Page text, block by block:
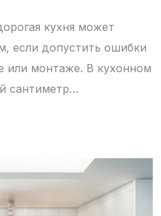
кухня может
если допустить ошибки
или монтаже. В кухонном
сантиметр…